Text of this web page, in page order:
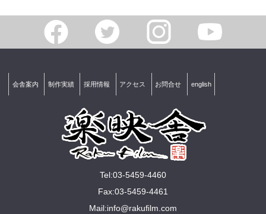
会舎案内 制作実績 採用情報 アクセス お問合せ english
Tel:03-5459-4460
Fax:03-5459-4461
Mail:info@rakuﬁlm.com